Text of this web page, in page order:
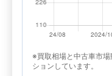
※買取相場と中古車市
ションしています。